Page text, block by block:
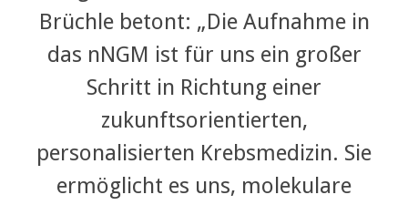
Brüchle betont: „Die Aufnahme in
das nNGM ist für uns ein großer
Schritt in Richtung einer
zukunftsorientierten,
personalisierten Krebsmedizin. Sie
ermöglicht es uns, molekulare